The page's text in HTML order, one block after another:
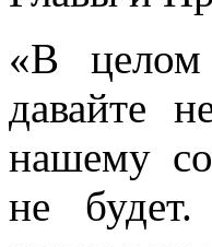
«В целом
давайте
нашему
не